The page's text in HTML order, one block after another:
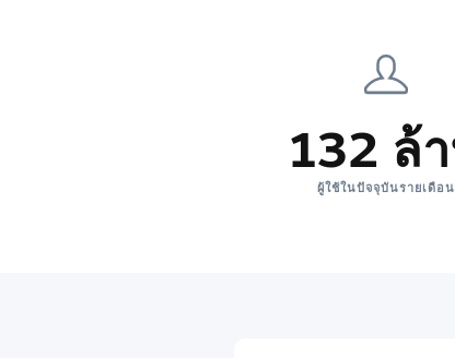
132 ล้
ผู้ใช้ในปัจจุบันรายเดือน